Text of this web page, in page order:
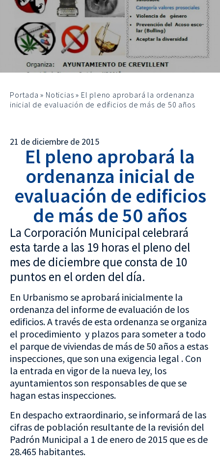
Portada » Noticias » El pleno aprobará la ordenanza
inicial de evaluación de edificios de más de 50 años
21 de diciembre de 2015
El pleno aprobará la
ordenanza inicial de
evaluación de edificios
de más de 50 años
La Corporación Municipal celebrará
esta tarde a las 19 horas el pleno del
mes de diciembre que consta de 10
puntos en el orden del día.
En Urbanismo se aprobará inicialmente la
ordenanza del informe de evaluación de los
edificios. A través de esta ordenanza se organiza
el procedimiento y plazos para someter a todo
el parque de viviendas de más de 50 años a estas
inspecciones, que son una exigencia legal . Con
la entrada en vigor de la nueva ley, los
ayuntamientos son responsables de que se
hagan estas inspecciones.
En despacho extraordinario, se informará de las
cifras de población resultante de la revisión del
Padrón Municipal a 1 de enero de 2015 que es de
28.465 habitantes.